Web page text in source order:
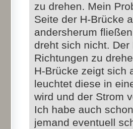
zu drehen. Mein
Seite der H-Brücke
andersherum
dreht sich nicht.
Richtungen zu
H-Brücke zeigt sich
leuchtet diese in
wird und der Strom
Ich habe auch
jemand eventuell